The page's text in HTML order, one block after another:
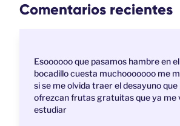
Comentarios recientes
Esoooooo que pasamos hambre en
bocadillo cuesta muchooooooo me
si se me olvida traer el desayuno
ofrezcan frutas gratuitas que ya me
estudiar